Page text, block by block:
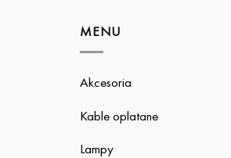
MENU
Akcesoria
Kable oplatane
Lampy